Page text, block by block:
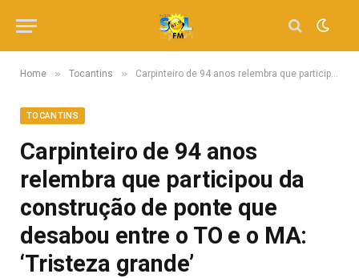
Home » Tocantins » Carpinteiro de 94 anos relembra que participou da construção de ponte que desabou entre o TO e o MA: ‘Tristeza grande’
TOCANTINS
Carpinteiro de 94 anos
relembra que participou da
construção de ponte que
desabou entre o TO e o MA:
‘Tristeza grande’